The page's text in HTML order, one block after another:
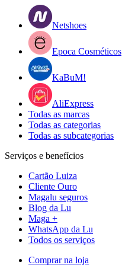
Netshoes
Epoca Cosméticos
KaBuM!
AliExpress
Todas as marcas
Todas as categorias
Todas as subcategorias
Serviços e benefícios
Cartão Luiza
Cliente Ouro
Magalu seguros
Blog da Lu
Maga +
WhatsApp da Lu
Todos os serviços
Comprar na loja